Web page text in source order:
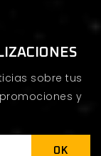
sobre tus
y